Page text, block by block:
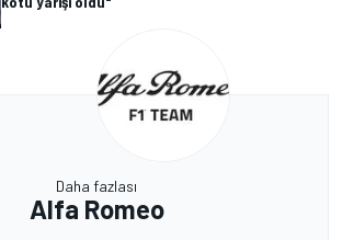
Daha fazlası
Alfa Romeo